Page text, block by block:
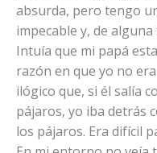
absurda, pero tengo
impecable y, de
Intuía que mi papá
razón en que yo no
ilógico que, si él salía
pájaros, yo iba detrás
los pájaros. Era difícil